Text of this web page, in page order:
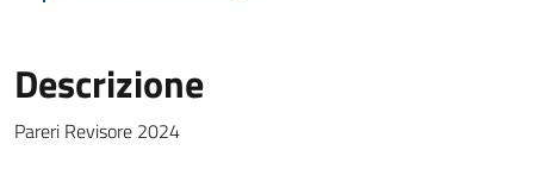
Descrizione
Pareri Revisore 2024